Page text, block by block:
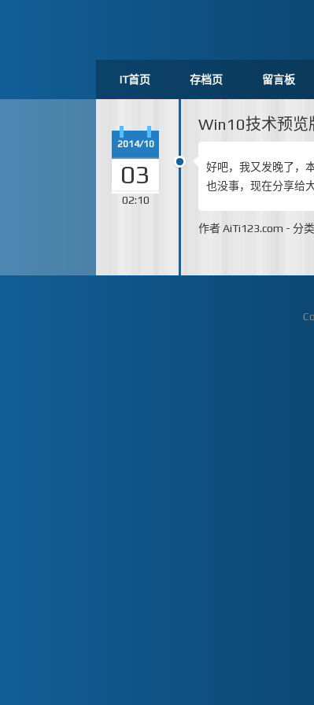
IT首页 存档页 留言板
Win10技术预览
2014/10
03
02:10
好吧，我又发晚了，
也没事，现在分享给
作者AiTi123.com - 分类